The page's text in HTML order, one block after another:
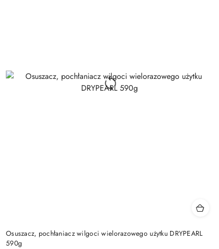
Osuszacz, pochłaniacz wilgoci wielorazowego użytku DRYPEARL
590g